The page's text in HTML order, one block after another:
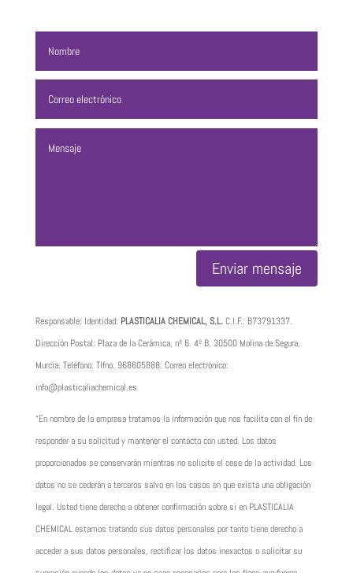
Enviar mensaje
Responsable: Identidad: PLASTICALIA CHEMICAL, S.L.C.I.F.: B73791337.
Dirección Postal: Plaza de la Cerámica, nº 6. 4º B. 30500 Molina de Segura,
Murcia. Teléfono: Tlfno. 968605888. Correo electrónico:
info@plasticaliachemical.es
“En nombre de la empresa tratamos la información que nos facilita con el fin de
responder a su solicitud y mantener el contacto con usted. Los datos
proporcionados se conservarán mientras no solicite el cese de la actividad. Los
datos no se cederán a terceros salvo en los casos en que exista una obligación
legal. Usted tiene derecho a obtener confirmación sobre si en PLASTICALIA
CHEMICAL estamos tratando sus datos personales por tanto tiene derecho a
acceder a sus datos personales, rectificar los datos inexactos o solicitar su